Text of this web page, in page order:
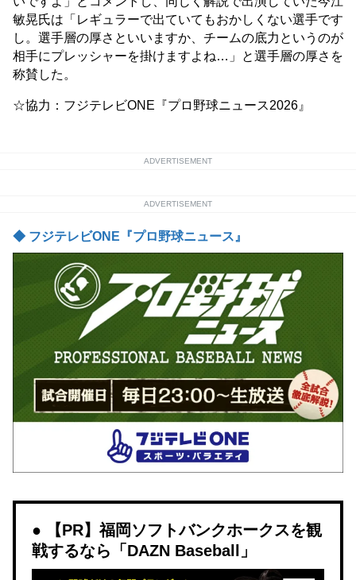
敏晃氏は「レギュラーで出ていてもおかしくない選手です
し。選手層の厚さといいますか、チームの底力というのが
相手にプレッシャーを掛けますよね…」と選手層の厚さを
称賛した。
☆協力：フジテレビONE『プロ野球ニュース2026』
ADVERTISEMENT
ADVERTISEMENT
◆ フジテレビONE『プロ野球ニュース』
【PR】福岡ソフトバンクホークスを観
戦するなら「DAZN Baseball」